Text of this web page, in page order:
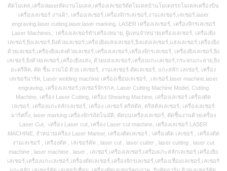
ตัดโมเดล,เครื่องlaserตัดงานโมเดล,เครื่องเลเซอร์ตัดโมเดลบ้านโมเดลรถโมเดลเครื่องบิน
เครื่องเลเซอร์ งานผ้า, เครื่องเลเซอร์,เครื่องจักรเลเซอร์,งานเลเซอร์,เลเซอร์,laser
engraving,laser cutting,laser,laser marking, LASER เครื่องเลเซอร์, เครื่องจักรเลเซอร์
Laser Machines, เครื่องเลเซอร์ทำเครื่องหมาย, ผู้แทนจำหน่ายเครื่องเลเซอร์, เครื่องยิง
เลเซอร์,ยิงเลเซอร์,ยิงด้วยเลเซอร์,เครื่องยิงแสงเลเซอร์,ยิงแสงเลเซอร์,แสงเลเซอร์,เครื่องยิง
ด้วยเลเซอร์,เครื่องยิงแสงด้วยเลเซอร์,เครื่องเลเซอร์,เครื่องจักรเลเซอร์, เครื่องยิงเลเซอร์,ยิง
เลเซอร์,ยิงด้วยเลเซอร์,เครื่องยิงแสง, ด้วยแสงเลเซอร์,เครื่องแกะเลเซอร์,กระจกแกะลาย,ยิง
อะครีลิค, ตัด ชิ้น งานไม้ ด้วย เลเซอร์, งานเลเซอร์ ตัดเลเซอร์, แกะสลัก เลเซอร์, เครื่อง
เลเซอร์มาร์ค, Laser welding machine เครื่องเชื่อมเลเซอร์, ,เลเซอร์,laser machine,laser
engraving, เครื่องเลเซอร์,เลเซอร์จักรกล, Laser Cutting Machine Model, Cutting
Machine, เครื่อง Laser Cutting, เครื่อง Shearing Machine, เครื่องเลเซอร์ เครื่องตัด
เลเซอร์, เครื่องแกะสลักเลเซอร์, เครื่อง เลเซอร์ คริสตัล, คริสตัลเลเซอร์, เครื่องเลเซอร์
มาร์คกิ้ง, laser marking เครื่องจักรอัตโนมัติ, ตัดบนเครื่องเลเซอร์, ตัดชิ้นงานด้วยเครื่อง
Laser Cut, เครื่อง Laser cut, เครื่อง Laser cut machine, เครื่องเลเซอร์ LASER
MACHINE, จำหน่ายเครื่อง Laser Marker, เครื่องตัดเลเซอร์ , เครื่องตัด เลเซอร์ , เครื่องตัด
งานเลเซอร์ , เครื่องตัด , เลเซอร์ตัด , laser cut , laser cutter , laser cutting , laser cut
machine , laser machine , laser , เลเซอร์,เครื่องเลเซอร์,เครื่องแกะสลักเลเซอร์,เครื่องยิง
เลเซอร์,เครื่องแกะเลเซอร์,เครื่องตัดเลเซอร์,เครื่องจักรเลเซอร์,เครื่องเชื่อมเลเซอร์,เลเซอร์